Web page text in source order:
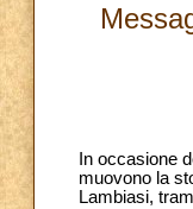
In occasione
muovono la
Lambiasi,